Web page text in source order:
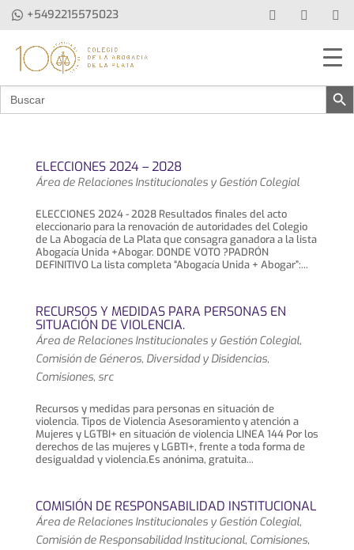
+5492215575023
Buscar: Botón de
ELECCIONES 2024 – 2028
Área de Relaciones Institucionales y Gestión Colegial
ELECCIONES 2024 - 2028 Resultados finales del acto
eleccionario para la renovación de autoridades del Colegio
de La Abogacía de La Plata que consagra ganadora a la lista
Abogacía Unida +Abogar. DONDE VOTO ?PADRÓN
DEFINITIVO La lista completa “Abogacía Unida + Abogar”:...
RECURSOS Y MEDIDAS PARA PERSONAS EN
SITUACIÓN DE VIOLENCIA.
Área de Relaciones Institucionales y Gestión Colegial,
Comisión de Géneros, Diversidad y Disidencias,
Comisiones, src
Recursos y medidas para personas en situación de
violencia. Tipos de Violencia Asesoramiento y atención a
Mujeres y LGTBI+ en situación de violencia LINEA 144 Por los
derechos de las mujeres y LGBTI+, frente a toda forma de
desigualdad y violencia.Es anónima, gratuita...
COMISIÓN DE RESPONSABILIDAD INSTITUCIONAL
Área de Relaciones Institucionales y Gestión Colegial,
Comisión de Responsabilidad Institucional, Comisiones,